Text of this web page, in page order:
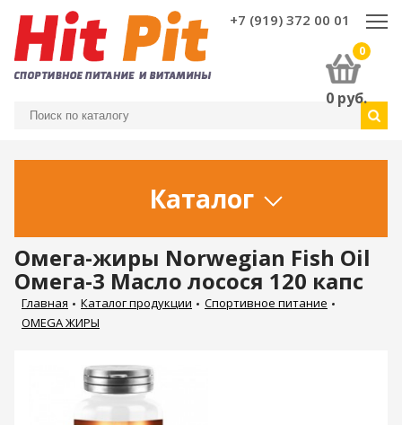
0
0 руб.
+7 (919) 372 00 01
Каталог
Омега-жиры Norwegian Fish Oil
Омега-3 Масло лосося 120 капс
Главная Каталог продукции
Спортивное питание
OMEGA ЖИРЫ